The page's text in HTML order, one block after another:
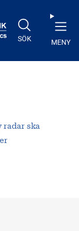
SÖK MENY
radar ska